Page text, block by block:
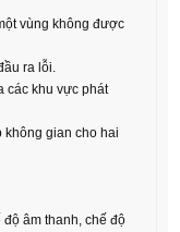
vùng không được
ra lỗi.
các khu vực phát
gian cho hai
âm thanh, chế độ